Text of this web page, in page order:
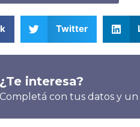
Twitter
¿Te interesa?
Completá con tus datos y un